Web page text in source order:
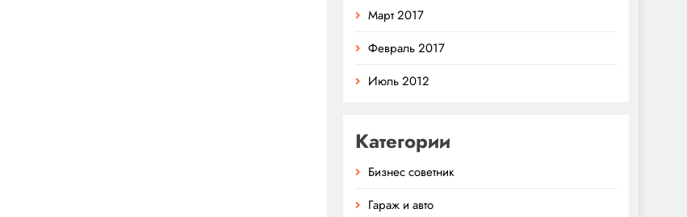
Март 2017
Февраль 2017
Июль 2012
Категории
Бизнес советник
Гараж и авто